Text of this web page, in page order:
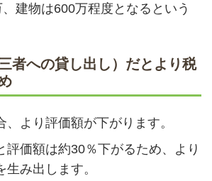
建物は600万程度となるという
者への貸し出し）だとより税
より評価額が下がります。
評価額は約30％下がるため、より
み出します。